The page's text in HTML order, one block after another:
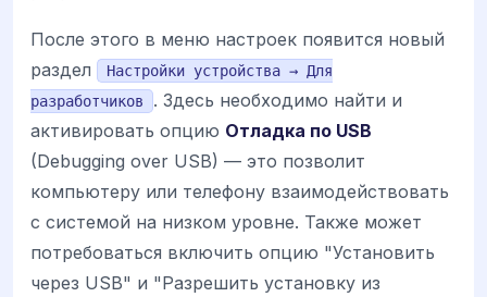
После этого в меню настроек появится новый
раздел
Настройки устройства → Для
разработчиков
. Здесь необходимо найти и
активировать опцию Отладка по USB
(Debugging over USB) — это позволит
компьютеру или телефону взаимодействовать
с системой на низком уровне. Также может
потребоваться включить опцию "Установить
через USB" и "Разрешить установку из